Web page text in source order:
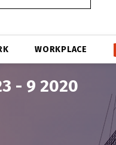
WORKPLACE
- 9 2020